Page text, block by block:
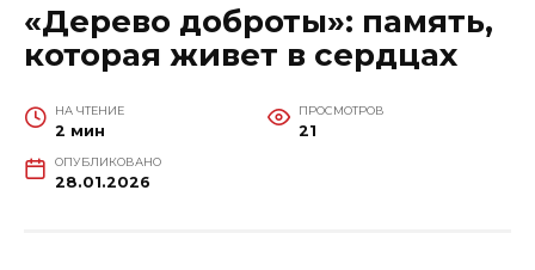
«Дерево доброты»: память,
которая живет в сердцах
НА ЧТЕНИЕ
2 мин
ПРОСМОТРОВ
21
ОПУБЛИКОВАНО
28.01.2026